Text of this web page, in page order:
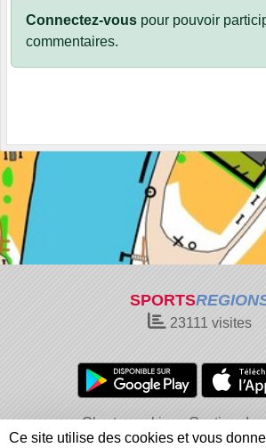
Connectez-vous pour pouvoir
commentaires.
SPORTS
23111 visites
Charte cookies
Gestion
Informations légales
Signaler un
Ce site utilise des cookies et vous